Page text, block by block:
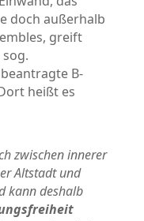
doch außerhalb
greift
B-
heißt es
zwischen innerer
Altstadt und
kann deshalb